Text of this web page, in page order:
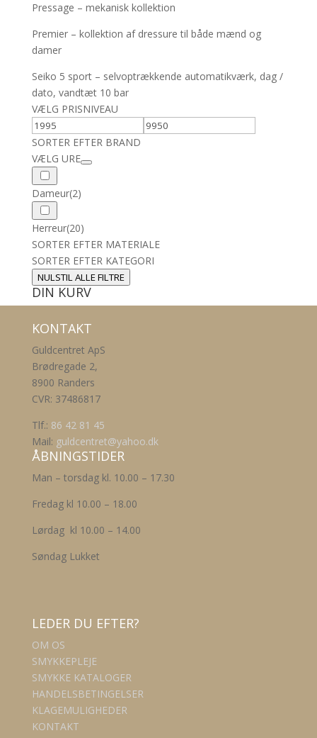
Pressage – mekanisk kollektion
Premier – kollektion af dressure til både mænd og
damer
Seiko 5 sport – selvoptrækkende automatikværk, dag /
dato, vandtæt 10 bar
VÆLG PRISNIVEAU
SORTER EFTER BRAND
VÆLG URE
Dameur(2)
Herreur(20)
SORTER EFTER MATERIALE
SORTER EFTER KATEGORI
NULSTIL ALLE FILTRE
DIN KURV
KONTAKT
Guldcentret ApS
Brødregade 2,
8900 Randers
CVR: 37486817
Tlf.: 86 42 81 45
Mail: guldcentret@yahoo.dk
ÅBNINGSTIDER
Man – torsdag kl. 10.00 – 17.30
Fredag kl 10.00 – 18.00
Lørdag kl 10.00 – 14.00
Søndag Lukket
LEDER DU EFTER?
OM OS
SMYKKEPLEJE
SMYKKE KATALOGER
HANDELSBETINGELSER
KLAGEMULIGHEDER
KONTAKT